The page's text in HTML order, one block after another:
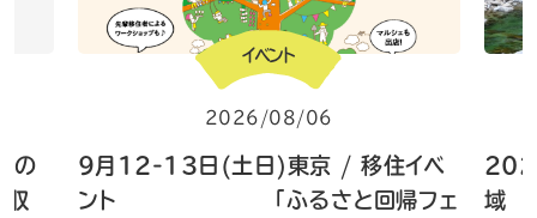
の
収
イベント
2026/08/06
9月12-13日(土日)東京 / 移住イベ
ント 「ふるさと回帰フェ
域